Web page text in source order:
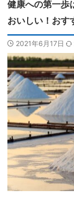
健康への第一歩
おいしい！おす
2021年6月17日